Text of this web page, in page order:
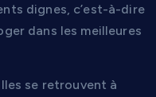
dignes, c’est-à-dire
dans les meilleures
se retrouvent à